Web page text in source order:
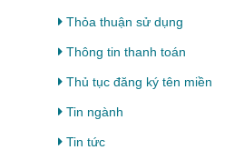
Thỏa thuận sử dụng
Thông tin thanh toán
Thủ tục đăng ký tên miền
Tin ngành
Tin tức